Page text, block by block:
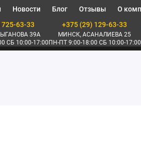
Новости Блог Отзывы О
725-63-33
39А
СБ 10:00-17:00
+375 (29) 129-63-33
МИНСК, АСАНАЛИЕВА 25
ПН-ПТ 9:00-18:00 СБ 10:00-17:00